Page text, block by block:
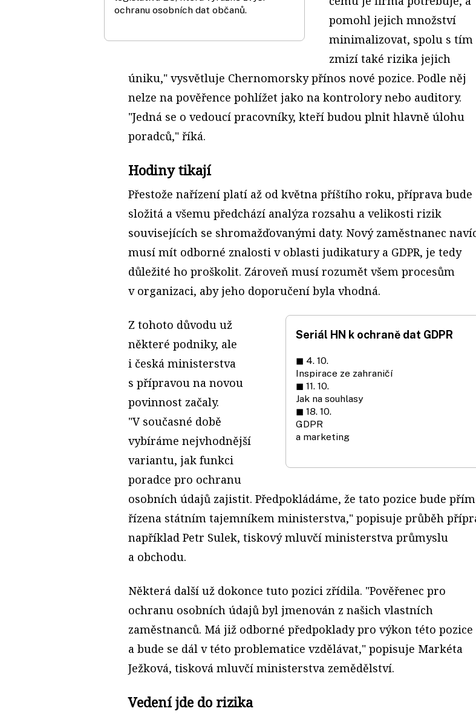
ochranu osobních dat občanů.
pomohl jejich množství
minimalizovat, spolu s tím
zmizí také rizika jejich
úniku," vysvětluje Chernomorsky přínos nové pozice. Podle něj
nelze na pověřence pohlížet jako na kontrolory nebo auditory.
"Jedná se o vedoucí pracovníky, kteří budou plnit hlavně úlohu
poradců," říká.
Hodiny tikají
Přestože nařízení platí až od května příštího roku, příprava bude
složitá a všemu předchází analýza rozsahu a velikosti rizik
souvisejících se shromažďovanými daty. Nový zaměstnanec
musí mít odborné znalosti v oblasti judikatury a GDPR, je tedy
důležité ho proškolit. Zároveň musí rozumět všem procesům
v organizaci, aby jeho doporučení byla vhodná.
Seriál HN k ochraně dat GDPR
◼ 4. 10.
Inspirace ze zahraničí
◼ 11. 10.
Jak na souhlasy
◼ 18. 10.
GDPR
a marketing
Z tohoto důvodu už
některé podniky, ale
i česká ministerstva
s přípravou na novou
povinnost začaly.
"V současné době
vybíráme nejvhodnější
variantu, jak funkci
poradce pro ochranu
osobních údajů zajistit. Předpokládáme, že tato pozice bude
řízena státním tajemníkem ministerstva," popisuje průběh
například Petr Sulek, tiskový mluvčí ministerstva průmyslu
a obchodu.
Některá další už dokonce tuto pozici zřídila. "Pověřenec pro
ochranu osobních údajů byl jmenován z našich vlastních
zaměstnanců. Má již odborné předpoklady pro výkon této pozice
a bude se dál v této problematice vzdělávat," popisuje Markéta
Ježková, tisková mluvčí ministerstva zemědělství.
Vedení jde do rizika